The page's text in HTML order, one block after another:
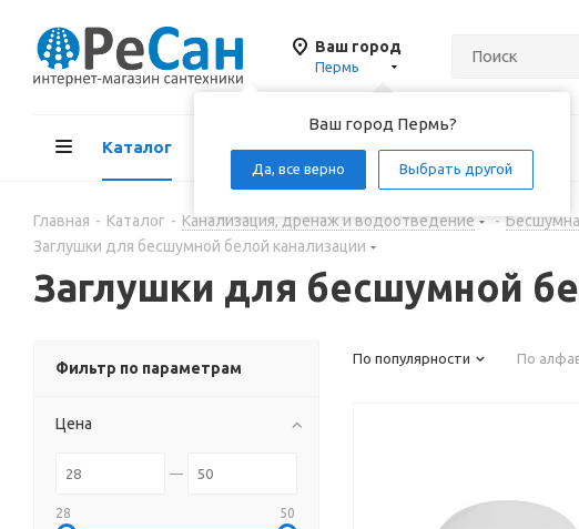
Ваш город
Пермь
Ваш город Пермь?
Да, все верно Выбрать другой
Каталог Акции Доставка
Главная - Каталог - Канализация, дренаж и водоотведение -
Заглушки для бесшумной белой канализации
Заглушки для бесшумной
По популярности По
Фильтр по параметрам
Цена
28 50